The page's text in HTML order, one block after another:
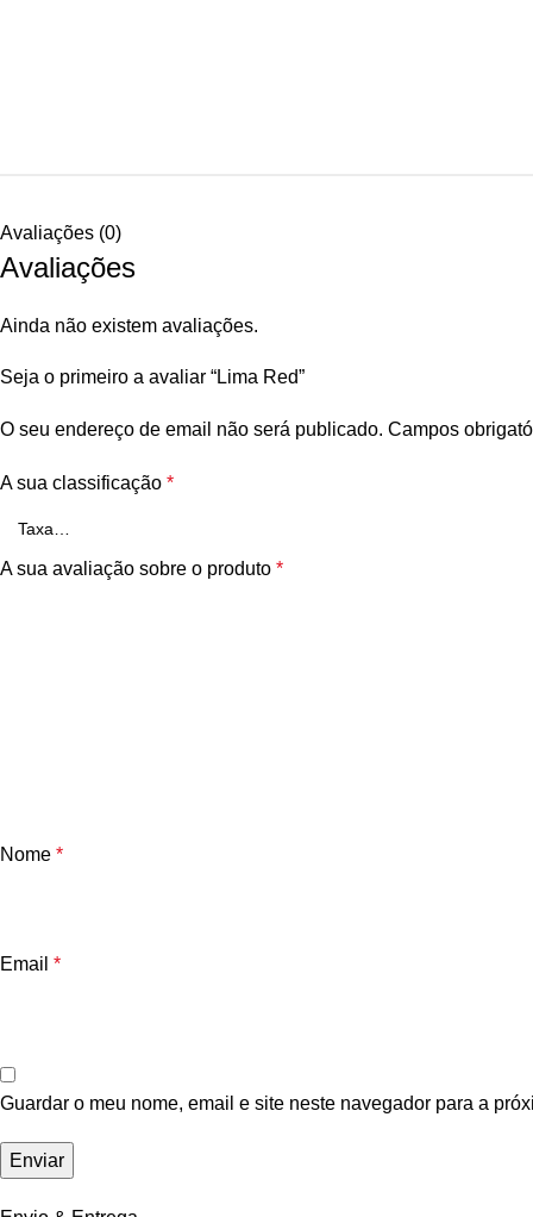
Avaliações (0)
Avaliações
Ainda não existem avaliações.
Seja o primeiro a avaliar “Lima Red”
O seu endereço de email não será publicado. Campos
A sua classificação *
A sua avaliação sobre o produto *
Nome *
Email *
Guardar o meu nome, email e site neste navegador para a